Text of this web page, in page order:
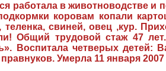
работала в животноводстве
коровам копали
теленка, свиней, овец ,кур.
Общий трудовой стаж 47
Воспитала четверых детей:
Умерла 11 января 2007